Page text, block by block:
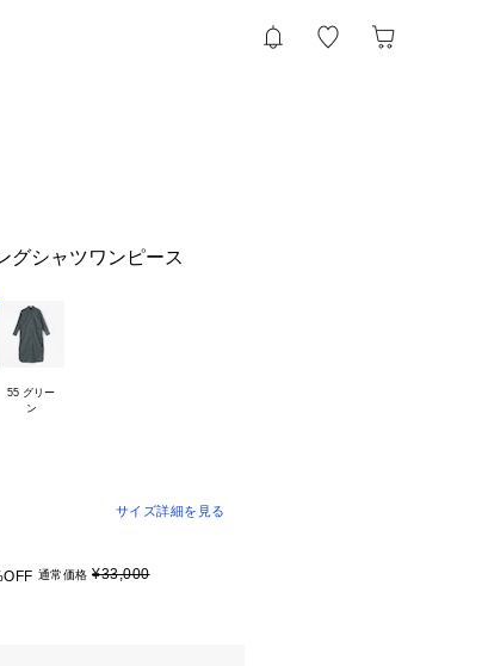
グシャツワンピース
55 グリー
サイズ詳細を見る
通常価格 ¥33,000